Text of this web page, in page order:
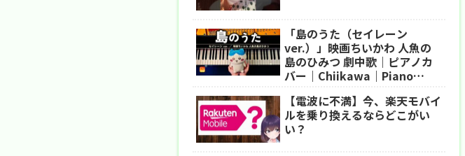
「島のうた（セイレーン
ver.）」映画ちいかわ 人魚の
島のひみつ 劇中歌｜ピアノカ
バー｜Chiikawa｜Piano
【電波に不満】今、楽天モバイ
ルを乗り換えるならどこがい
い？